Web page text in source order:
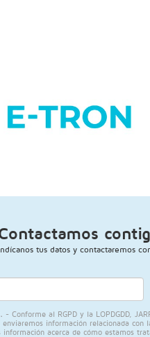
tus datos y contactaremos
- Conforme al RGPD y la LOPDGDD,
información relacionada
acerca de cómo estamos